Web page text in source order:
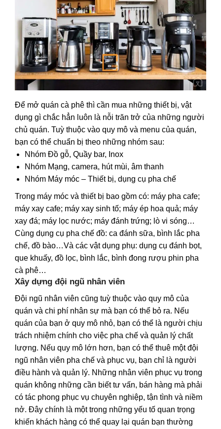
Để mở quán cà phê thì cần mua những thiết bị, vật
dụng gì chắc hẳn luôn là nỗi trăn trở của những người
chủ quán. Tuỳ thuộc vào quy mô và menu của quán,
bạn có thể chuẩn bị theo những nhóm sau:
Nhóm Đồ gỗ, Quầy bar, Inox
Nhóm Mạng, camera, hút mùi, âm thanh
Nhóm Máy móc – Thiết bị, dụng cụ pha chế
Trong máy móc và thiết bị bao gồm có: máy pha cafe;
máy xay cafe; máy xay sinh tố; máy ép hoa quả; máy
xay đá; máy lọc nước; máy đánh trứng; lò vi sóng…
Cùng dụng cụ pha chế đồ: ca đánh sữa, bình lắc pha
chế, đồ bào…Và các vật dụng phụ: dụng cụ đánh bọt,
que khuấy, đồ lọc, bình lắc, bình đong rượu phin pha
cà phê…
Xây dựng đội ngũ nhân viên
Đội ngũ nhân viên cũng tuỳ thuộc vào quy mô của
quán và chi phí nhân sự mà bạn có thể bỏ ra. Nếu
quán của bạn ở quy mô nhỏ, bạn có thể là người chịu
trách nhiệm chính cho việc pha chế và quản lý chất
lượng. Nếu quy mô lớn hơn, bạn có thể thuê một đội
ngũ nhân viên pha chế và phục vụ, bạn chỉ là người
điều hành và quản lý. Những nhân viên phục vụ trong
quán không những cần biết tư vấn, bán hàng mà phải
có tác phong phục vụ chuyên nghiệp, tận tình và niềm
nở. Đây chính là một trong những yếu tố quan trọng
khiến khách hàng có thể quay lại quán bạn thường